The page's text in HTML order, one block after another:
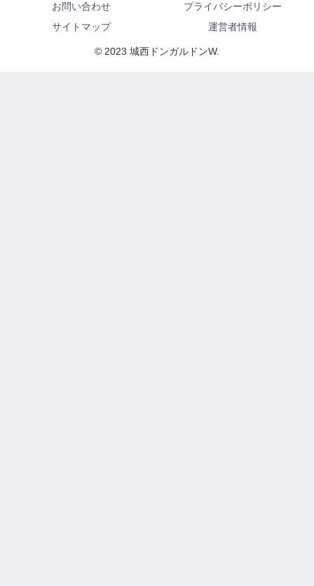
お問い合わせ
プライバシーポリシー
サイトマップ
運営者情報
© 2023 城西ドンガルドンW.